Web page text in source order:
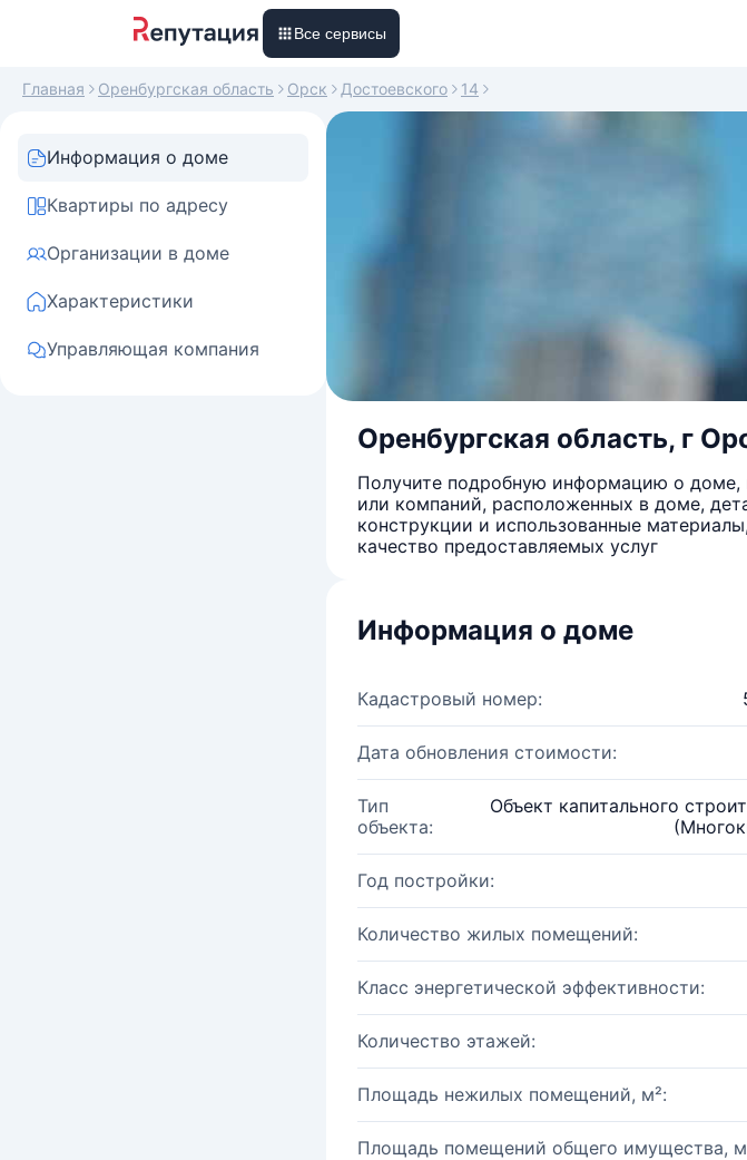
Все сервисы
Главная Оренбургская область Орск Достоевского 14
Информация о доме
Квартиры по адресу
Организации в доме
Характеристики
Управляющая компания
Оренбургская область, г
Получите подробную информацию о доме,
или компаний, расположенных в доме,
конструкции и использованные
качество предоставляемых услуг
Информация о доме
Кадастровый номер:
Дата обновления стоимости:
Тип
объекта:
Объект капитального
Год постройки:
Количество жилых помещений:
Класс энергетической эффективности:
Количество этажей:
Площадь нежилых помещений, м²:
Площадь помещений общего имущества,